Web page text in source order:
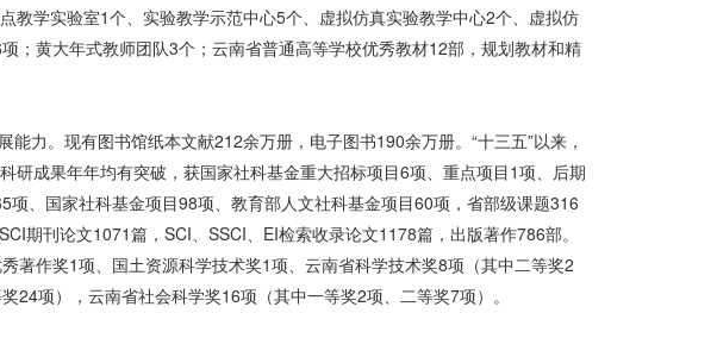
教学实验室1个、实验教学示范中心5个、虚拟仿真实验教学中心2个、虚拟仿
；黄大年式教师团队3个；云南省普通高等学校优秀教材12部，规划教材和精
力。现有图书馆纸本文献212余万册，电子图书190余万册。“十三五”以来，
成果年年均有突破，获国家社科基金重大招标项目6项、重点项目1项、后期
、国家社科基金项目98项、教育部人文社科基金项目60项，省部级课题316
期刊论文1071篇，SCI、SSCI、EI检索收录论文1178篇，出版著作786部。
著作奖1项、国土资源科学技术奖1项、云南省科学技术奖8项（其中二等奖2
项），云南省社会科学奖16项（其中一等奖2项、二等奖7项）。